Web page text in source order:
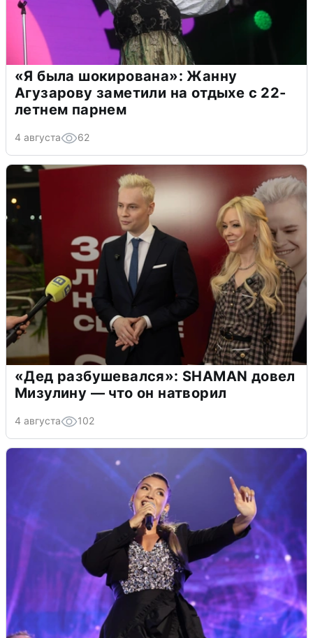
«Я была шокирована»: Жанну
Агузарову заметили на отдыхе с 22-
летнем парнем
4 августа 62
«Дед разбушевался»: SHAMAN довел
Мизулину — что он натворил
4 августа 102